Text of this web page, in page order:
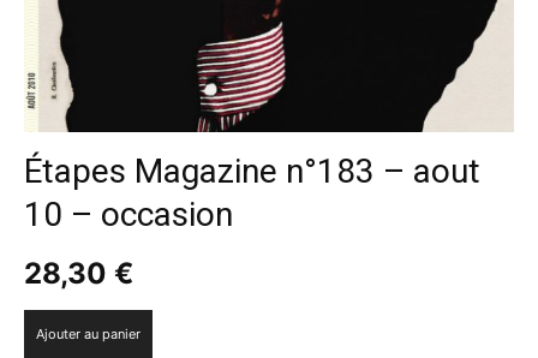
Étapes Magazine n°183 – aout
10 – occasion
28,30 €
Ajouter au panier